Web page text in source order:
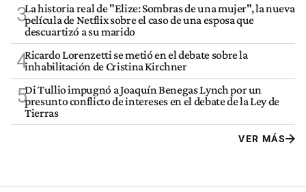
3La historia real de "Elize: Sombras de una mujer", la nueva
película de Netflix sobre el caso de una esposa que
descuartizó a su marido
4Ricardo Lorenzetti se metió en el debate sobre la
inhabilitación de Cristina Kirchner
5Di Tullio impugnó a Joaquín Benegas Lynch por un
presunto conflicto de intereses en el debate de la Ley de
Tierras
VER MÁS